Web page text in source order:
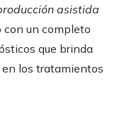
asistida
con un completo
que brinda
los tratamientos